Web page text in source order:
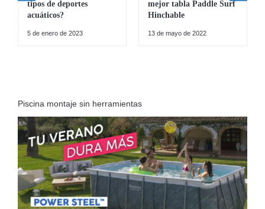
tipos de deportes
acuáticos?
5 de enero de 2023
mejor tabla Paddle Surf
Hinchable
13 de mayo de 2022
Piscina montaje sin herramientas